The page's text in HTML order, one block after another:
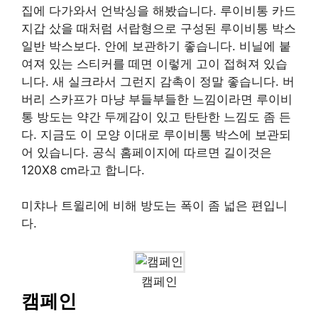
집에 다가와서 언박싱을 해봤습니다. 루이비통 카드
지갑 샀을 때처럼 서랍형으로 구성된 루이비통 박스
일반 박스보다. 안에 보관하기 좋습니다. 비닐에 붙
여져 있는 스티커를 떼면 이렇게 고이 접혀져 있습
니다. 새 실크라서 그런지 감촉이 정말 좋습니다. 버
버리 스카프가 마냥 부들부들한 느낌이라면 루이비
통 방도는 약간 두께감이 있고 탄탄한 느낌도 좀 든
다. 지금도 이 모양 이대로 루이비통 박스에 보관되
어 있습니다. 공식 홈페이지에 따르면 길이것은
120X8 cm라고 합니다.
미챠나 트윌리에 비해 방도는 폭이 좀 넓은 편입니
다.
캠페인
캠페인